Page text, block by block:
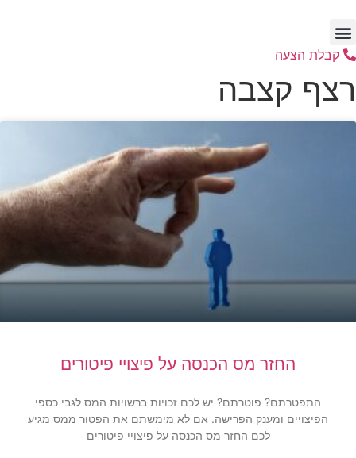
לתוכן
קבלת הצעה
רצף קצבה
החזר מס הכנסה על פיצויי פיטורים
התפטרתם? פוטרתם? יש לכם זכויות ברשויות המס לגבי כספי
הפיצויים ומענק הפרישה. אם לא מימשתם את הפטור ממס מגיע
לכם החזר מס הכנסה על פיצויי פיטורים